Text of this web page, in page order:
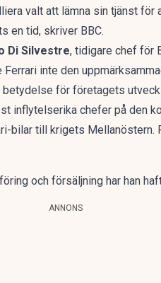
valt att lämna sin tjänst
en tid, skriver BBC.
Di Silvestre, tidigare chef för
inte den
för företagets
inflytelserika chefer på den
bilar till krigets Mellanöstern.
och försäljning har han
ANNONS